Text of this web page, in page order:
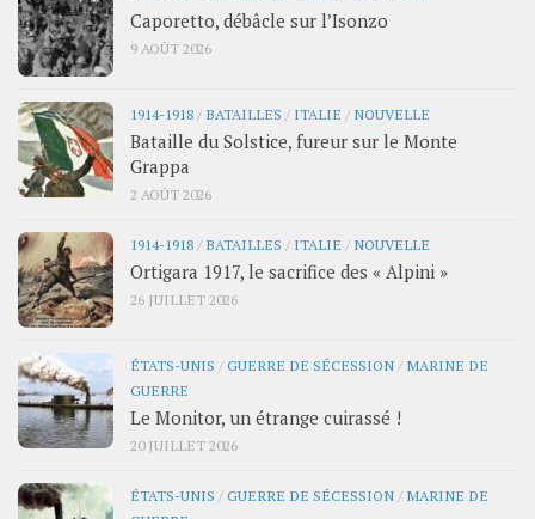
Caporetto, débâcle sur l’Isonzo
9 AOÛT 2026
1914-1918 / BATAILLES / ITALIE / NOUVELLE
Bataille du Solstice, fureur sur le Monte
Grappa
2 AOÛT 2026
1914-1918 / BATAILLES / ITALIE / NOUVELLE
Ortigara 1917, le sacrifice des « Alpini »
26 JUILLET 2026
ÉTATS-UNIS /GUERRE DE SÉCESSION / MARINE DE
GUERRE
Le Monitor, un étrange cuirassé !
20 JUILLET 2026
ÉTATS-UNIS /GUERRE DE SÉCESSION / MARINE DE